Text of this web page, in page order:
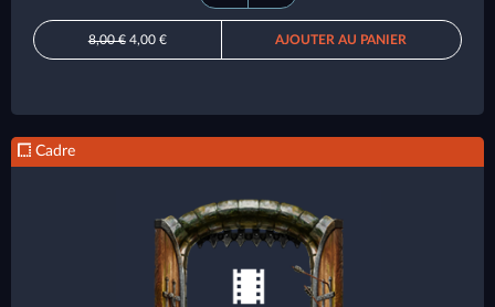
8,00 €4,00 € AJOUTER AU PANIER
Cadre